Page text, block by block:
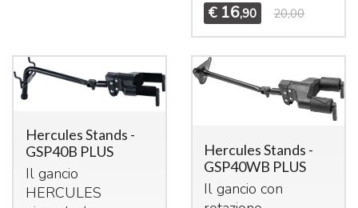
€ 16,90 20,00
Hercules Stands -
GSP40B PLUS
Il gancio
HERCULES
Hercules Stands -
GSP40WB PLUS
Il gancio con